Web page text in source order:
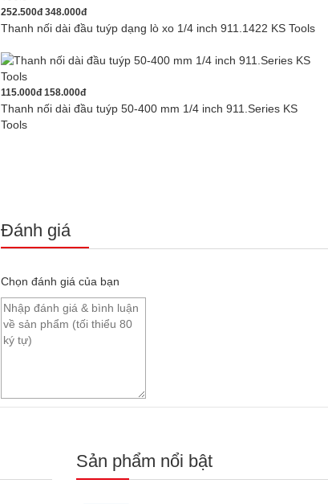
252.500đ348.000đ
Thanh nối dài đầu tuýp dạng lò xo 1/4 inch 911.1422 KS Tools
115.000đ158.000đ
Thanh nối dài đầu tuýp 50-400 mm 1/4 inch 911.Series KS
Tools
Đánh giá
Chọn đánh giá của bạn
Sản phẩm nổi bật